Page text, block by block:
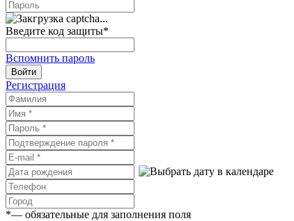
Введите код защиты*
Вспомнить пароль
Войти
Регистрация
*— обязательные для заполнения поля